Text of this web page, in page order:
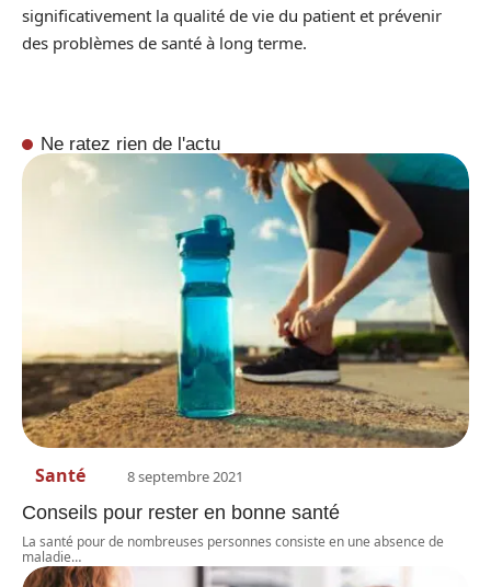
significativement la qualité de vie du patient et prévenir
des problèmes de santé à long terme.
Ne ratez rien de l'actu
Santé 8 septembre 2021
Conseils pour rester en bonne santé
La santé pour de nombreuses personnes consiste en une absence de
maladie…